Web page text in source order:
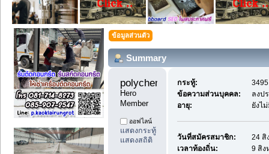
ข้อมูลส่วนตัว
Summary
polychemicals8
Hero
Member
ออฟไลน์
แสดงกระทู้
แสดงสถิติ
กระทู้:
ข้อความส่วนบุคคล:
ลงป
อายุ:
ยังไ
วันที่สมัครสมาชิก:
24 สิ
เวลาท้องถิ่น:
9 สิง